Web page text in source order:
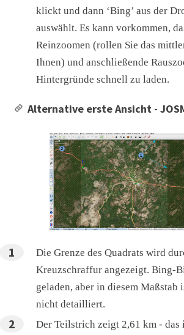
klickt und dann ‘Bing’ aus der
auswählt. Es kann vorkommen,
Reinzoomen (rollen Sie das
Ihnen) und anschließende
Hintergründe schnell zu laden.
Alternative erste Ansicht -
Die Grenze des Quadrats wird
Kreuzschraffur angezeigt. Bing-
geladen, aber in diesem Maßstab
nicht detailliert.
Der Teilstrich zeigt 2,61 km - das